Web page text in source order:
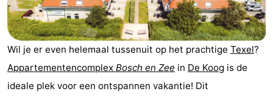
Hoorn
De
Cocksdorp
-
De
Koog
-
Oudeschild
-
De
-
Wil je er even helemaal tussenuit op het prachtige Texel?
Appartementencomplex Bosch en Zee in De Koog is de
ideale plek voor een ontspannen vakantie! Dit